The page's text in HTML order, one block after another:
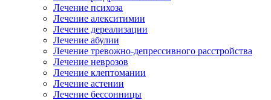
Лечение психоза
Лечение алекситимии
Лечение дереализации
Лечение абулии
Лечение тревожно-депрессивного расстройства
Лечение неврозов
Лечение клептомании
Лечение астении
Лечение бессонницы